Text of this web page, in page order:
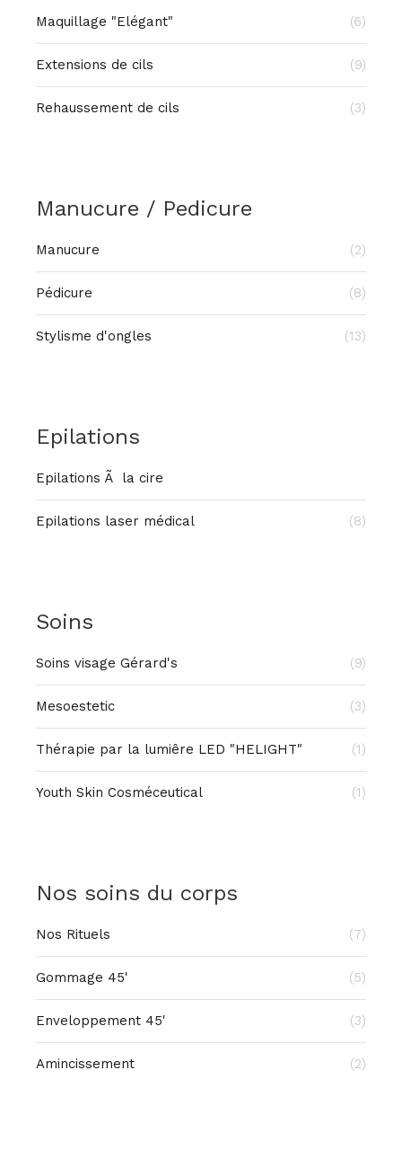
Maquillage "Elégant" (6)
Extensions de cils (9)
Rehaussement de cils (3)
Manucure / Pedicure
Manucure (2)
Pédicure (8)
Stylisme d'ongles (13)
Epilations
Epilations Ã la cire
Epilations laser médical (8)
Soins
Soins visage Gérard's (9)
Mesoestetic (3)
Thérapie par la lumiêre LED "HELIGHT" (1)
Youth Skin Cosméceutical (1)
Nos soins du corps
Nos Rituels (7)
Gommage 45' (5)
Enveloppement 45' (3)
Amincissement (2)